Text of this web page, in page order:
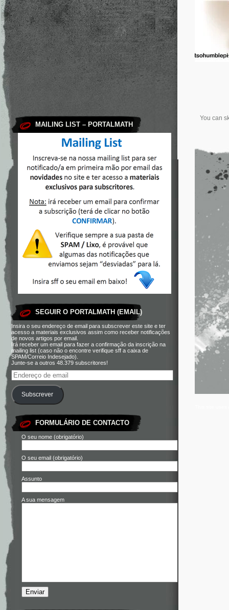
MAILING LIST – PORTALMATH
SEGUIR O PORTALMATH (EMAIL)
Insira o seu endereço de email para subscrever este site e ter
acesso a materiais exclusivos assim como receber notificações
de novos artigos por email.
Irá receber um email para fazer a confirmação da inscrição na
mailing list (caso não o encontre verifique sff a caixa de
SPAM/Correio Indesejado).
Junte-se a outros 48.379 subscritores!
Subscrever
FORMULÁRIO DE CONTACTO
O seu nome (obrigatório)
O seu email (obrigatório)
Assunto
A sua mensagem
You can